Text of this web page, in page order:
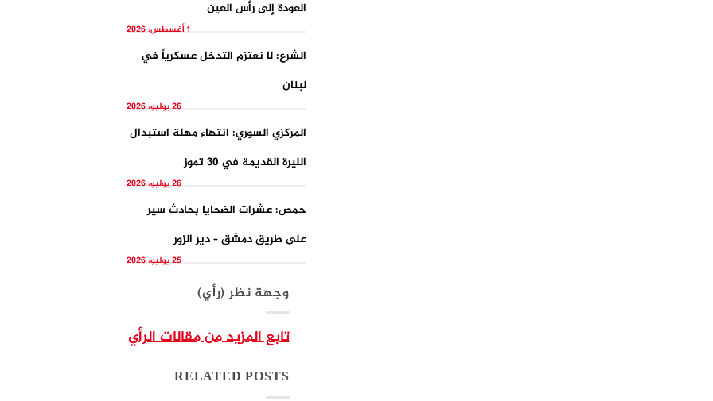
العودة إلى رأس العين
1 أغسطس، 2026
الشرع: لا نعتزم التدخل عسكرياً في
لبنان
26 يوليو، 2026
المركزي السوري: انتهاء مهلة استبدال
الليرة القديمة في 30 تموز
26 يوليو، 2026
حمص: عشرات الضحايا بحادث سير
على طريق دمشق – دير الزور
25 يوليو، 2026
وجهة نظر (رأي)
تابع المزيد من مقالات الرأي
RELATED POSTS